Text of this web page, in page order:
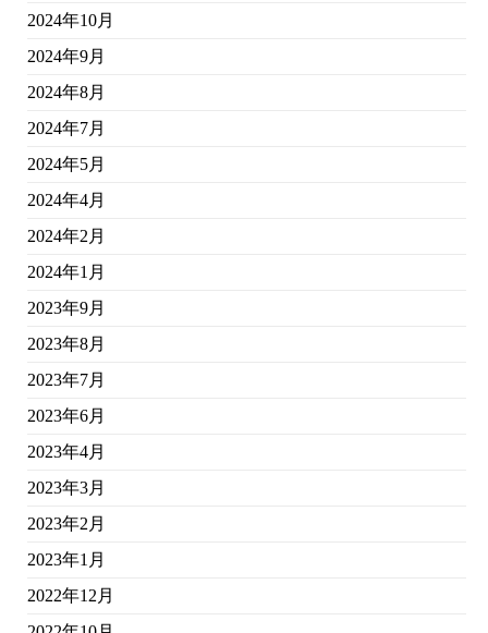
2024年10月
2024年9月
2024年8月
2024年7月
2024年5月
2024年4月
2024年2月
2024年1月
2023年9月
2023年8月
2023年7月
2023年6月
2023年4月
2023年3月
2023年2月
2023年1月
2022年12月